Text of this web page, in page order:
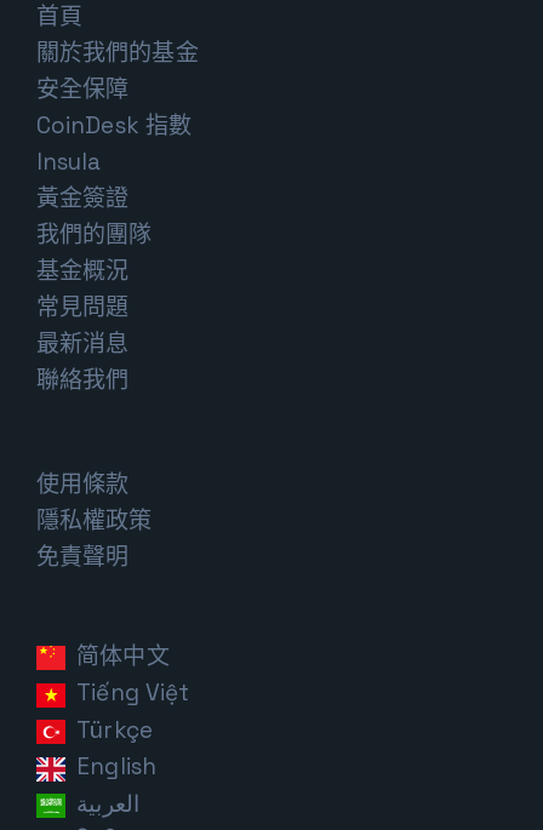
首頁
關於我們的基金
安全保障
CoinDesk 指數
Insula
黃金簽證
我們的團隊
基金概況
常見問題
最新消息
聯絡我們
使用條款
隱私權政策
免責聲明
简体中文
Tiếng Việt
Türkçe
English
العربية